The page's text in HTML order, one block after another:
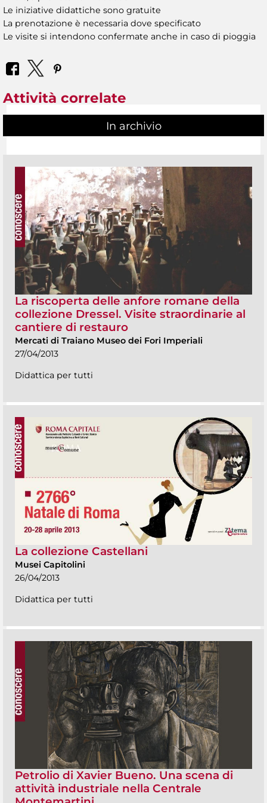
Le iniziative didattiche sono gratuite
La prenotazione è necessaria dove specificato
Le visite si intendono confermate anche in caso di pioggia
Attività correlate
In archivio
La riscoperta delle anfore romane della
collezione Dressel. Visite straordinarie al
cantiere di restauro
Mercati di Traiano Museo dei Fori Imperiali
27/04/2013
Didattica per tutti
La collezione Castellani
Musei Capitolini
26/04/2013
Didattica per tutti
Petrolio di Xavier Bueno. Una scena di
attività industriale nella Centrale